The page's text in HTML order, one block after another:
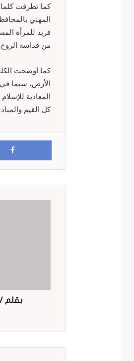
كما تطرقت
المهني
فريد للمرأة
من قداسة الروح
كما أوضحت
الأرض، سيما
المعادية
كل القيم
بقلم